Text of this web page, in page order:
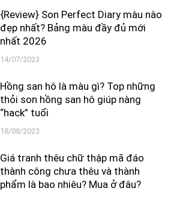
{Review} Son Perfect Diary màu nào
đẹp nhất? Bảng màu đầy đủ mới
nhất 2026
14/07/2023
Hồng san hô là màu gì? Top những
thỏi son hồng san hô giúp nàng
“hack” tuổi
18/08/2023
Giá tranh thêu chữ thập mã đáo
thành công chưa thêu và thành
phẩm là bao nhiêu? Mua ở đâu?